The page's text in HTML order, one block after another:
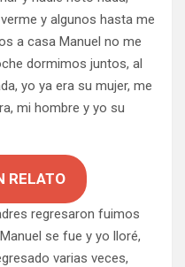
y algunos hasta me
a casa Manuel no me
dormimos juntos, al
yo ya era su mujer, me
mi hombre y yo su
RELATO
regresaron fuimos
se fue y yo lloré,
varias veces,